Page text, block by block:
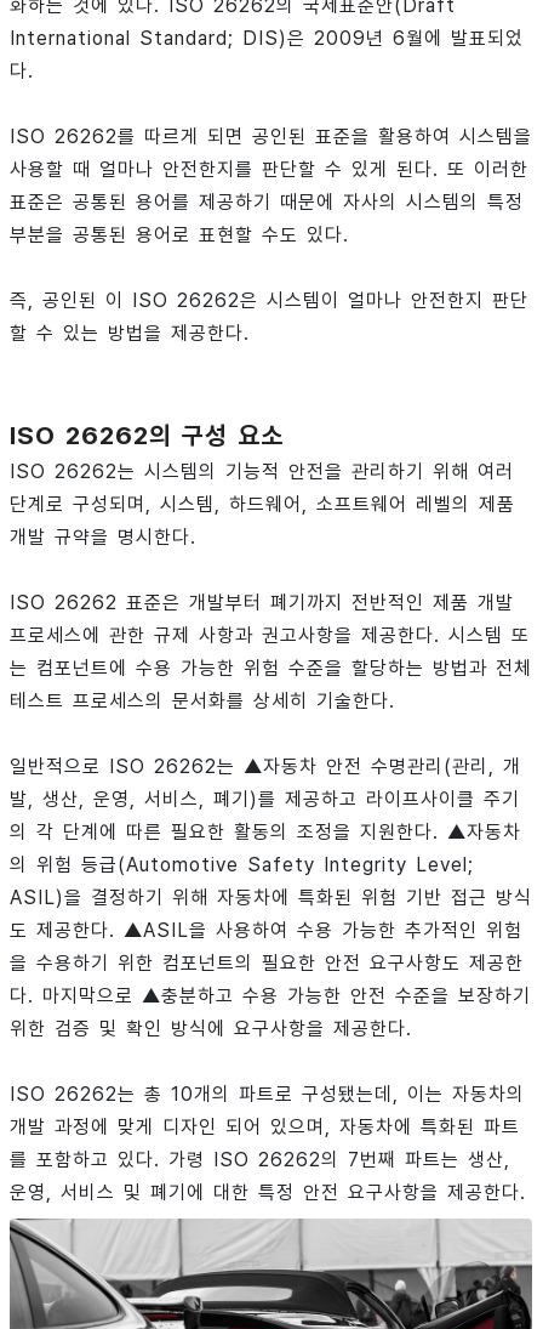
화하는 것에 있다. ISO 26262의 국제표준안(Draft
International Standard; DIS)은 2009년 6월에 발표되었
다.
ISO 26262를 따르게 되면 공인된 표준을 활용하여 시스템을
사용할 때 얼마나 안전한지를 판단할 수 있게 된다. 또 이러한
표준은 공통된 용어를 제공하기 때문에 자사의 시스템의 특정
부분을 공통된 용어로 표현할 수도 있다.
즉, 공인된 이 ISO 26262은 시스템이 얼마나 안전한지 판단
할 수 있는 방법을 제공한다.
ISO 26262의 구성 요소
ISO 26262는 시스템의 기능적 안전을 관리하기 위해 여러
단계로 구성되며, 시스템, 하드웨어, 소프트웨어 레벨의 제품
개발 규약을 명시한다.
ISO 26262 표준은 개발부터 폐기까지 전반적인 제품 개발
프로세스에 관한 규제 사항과 권고사항을 제공한다. 시스템 또
는 컴포넌트에 수용 가능한 위험 수준을 할당하는 방법과 전체
테스트 프로세스의 문서화를 상세히 기술한다.
일반적으로 ISO 26262는 ▲자동차 안전 수명관리(관리, 개
발, 생산, 운영, 서비스, 폐기)를 제공하고 라이프사이클 주기
의 각 단계에 따른 필요한 활동의 조정을 지원한다. ▲자동차
의 위험 등급(Automotive Safety Integrity Level;
ASIL)을 결정하기 위해 자동차에 특화된 위험 기반 접근 방식
도 제공한다. ▲ASIL을 사용하여 수용 가능한 추가적인 위험
을 수용하기 위한 컴포넌트의 필요한 안전 요구사항도 제공한
다. 마지막으로 ▲충분하고 수용 가능한 안전 수준을 보장하기
위한 검증 및 확인 방식에 요구사항을 제공한다.
ISO 26262는 총 10개의 파트로 구성됐는데, 이는 자동차의
개발 과정에 맞게 디자인 되어 있으며, 자동차에 특화된 파트
를 포함하고 있다. 가령 ISO 26262의 7번째 파트는 생산,
운영, 서비스 및 폐기에 대한 특정 안전 요구사항을 제공한다.